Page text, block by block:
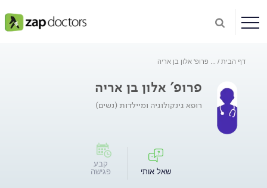
דף הבית פרופ' אלון בן אריה
פרופ' אלון בן אריה
רופא גינקולוגיה ומיילדות (נשים)
שאל אותי
קבע
פגישה